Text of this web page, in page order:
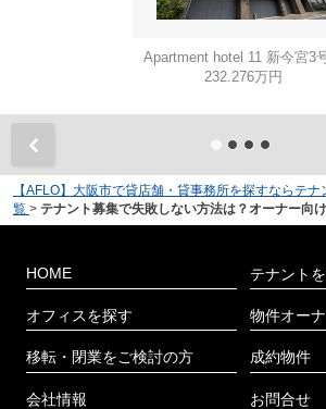
Apartment hotel 11 新今宮3
232.276万円
【AFLO】大阪市で貸店舗・貸事務所を探すならテナ
覧 > テナント募集で失敗しない方法は？オーナー向
HOME
オフィスを探す
移転・閉業をご検討の方
会社情報
テナント
物件オー
成約物件
お問合せ